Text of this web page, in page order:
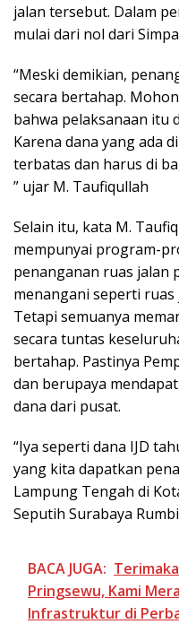
jalan tersebut. Dalam
mulai dari nol dari
“Meski demikian,
secara bertahap.
bahwa pelaksanaan itu
Karena dana yang ada
terbatas dan harus di
” ujar M. Taufiqullah
Selain itu, kata M.
mempunyai program-
penanganan ruas jalan
menangani seperti ruas
Tetapi semuanya
secara tuntas
bertahap. Pastinya
dan berupaya
dana dari pusat.
“Iya seperti dana IJD
yang kita dapatkan
Lampung Tengah di
Seputih Surabaya
BACA JUGA:
Pringsewu, Kami
Infrastruktur di